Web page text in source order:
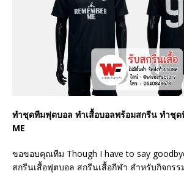
ทำชุดทีมฟุตบอล ทำเสื้อบอลพร้อมสกรีน ทำชุด
ME
ขอขอบคุณทีม Though I have to say
สกรีนเสื้อฟุตบอล สกรีนเสื้อกีฬา สำหรับกิจกร